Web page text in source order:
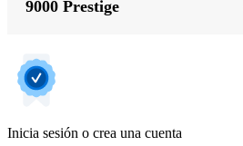
9000 Prestige
Inicia sesión o crea una cuenta